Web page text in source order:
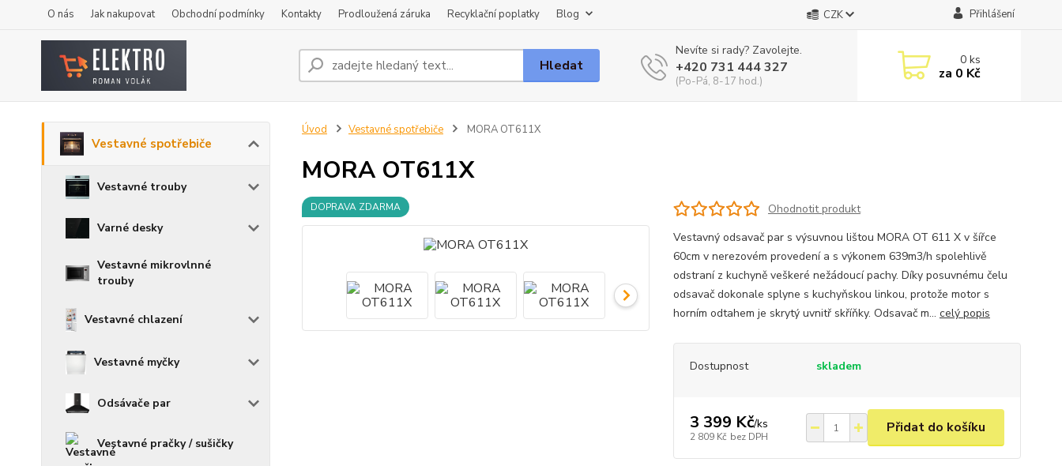
O nás Jak nakupovat Obchodní podmínky Kontakty Prodloužená záruka Recyklační poplatky Blog CZK Přihlášení
Hledat
Nevíte si rady? Zavolejte.
+420 731 444 327
(Po-Pá, 8-17 hod.)
0ks
za 0 Kč
Vestavné spotřebiče
Vestavné trouby
Varné desky
Vestavné mikrovlnné
trouby
Vestavné chlazení
Vestavné myčky
Odsávače par
Vestavné pračky / sušičky
Úvod Vestavné spotřebiče MORA OT611X
MORA OT611X
DOPRAVA ZDARMA
Ohodnotit produkt
Vestavný odsavač par s výsuvnou lištou MORA OT 611 X v šířce
60cm v nerezovém provedení a s výkonem 639m3/h spolehlivě
odstraní z kuchyně veškeré nežádoucí pachy. Díky posuvnému čelu
odsavač dokonale splyne s kuchyňskou linkou, protože motor s
horním odtahem je skrytý uvnitř skříňky. Odsavač m... celý popis
Dostupnost skladem
3 399 Kč/ks
2 809 Kč bez DPH
Přidat do košíku